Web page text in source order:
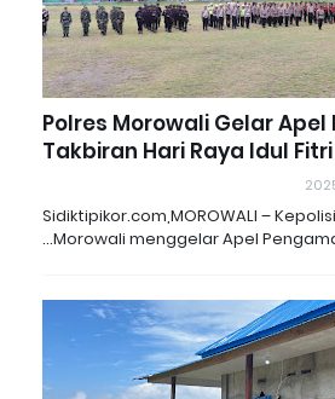
Polres Morowali Gelar
Takbiran Hari Raya Idul Fitri
Sidiktipikor.com,MOROWALI –
Morowali menggelar Apel